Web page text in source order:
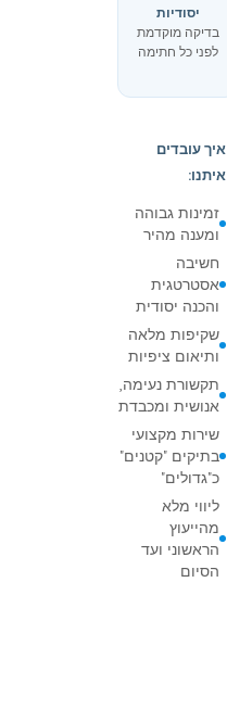
יסודיות
בדיקה מוקדמת
לפני כל חתימה
איך עובדים
איתנו:
זמינות גבוהה
ומענה מהיר
חשיבה
אסטרטגית
והכנה יסודית
שקיפות מלאה
ותיאום ציפיות
תקשורת נעימה,
אנושית ומכבדת
שירות מקצועי
בתיקים "קטנים"
כ"גדולים"
ליווי מלא
מהייעוץ
הראשוני ועד
הסיום